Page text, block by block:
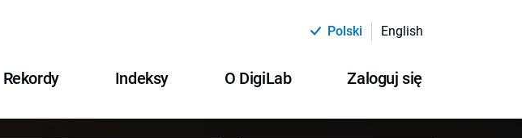
Polski English
Rekordy Indeksy O DigiLab Zaloguj się